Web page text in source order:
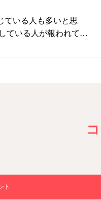
ている人も多いと思
ている人が報われて、
ト